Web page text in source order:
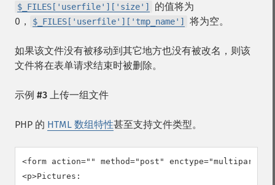
$_FILES['userfile']['size']
的值将为
0，
$_FILES['userfile']['tmp_name'] 将为空。
如果该文件没有被移动到其它地方也没有被改名，则该
文件将在表单请求结束时被删除。
示例 #3 上传一组文件
PHP 的 HTML 数组特性甚至支持文件类型。
<form action="" method="post" enctype="multipart/
<p>Pictures: